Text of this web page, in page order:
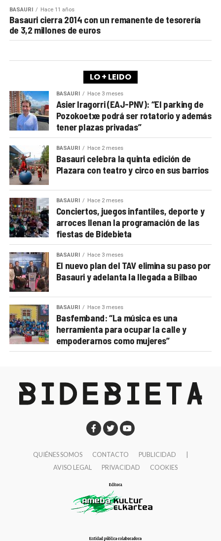
BASAURI Hace 11 años
Basauri cierra 2014 con un remanente de tesorería
de 3,2 millones de euros
LO + LEIDO
BASAURI Hace 3 meses
Asier Iragorri (EAJ-PNV): “El parking de
Pozokoetxe podrá ser rotatorio y además
tener plazas privadas”
BASAURI Hace 2 meses
Basauri celebra la quinta edición de
Plazara con teatro y circo en sus barrios
BASAURI Hace 2 meses
Conciertos, juegos infantiles, deporte y
arroces llenan la programación de las
fiestas de Bidebieta
BASAURI Hace 3 meses
El nuevo plan del TAV elimina su paso por
Basauri y adelanta la llegada a Bilbao
BASAURI Hace 3 meses
Basfemband: “La música es una
herramienta para ocupar la calle y
empoderarnos como mujeres”
QUIÉNES SOMOS CONTACTO PUBLICIDAD
AVISO LEGAL
PRIVACIDAD COOKIES